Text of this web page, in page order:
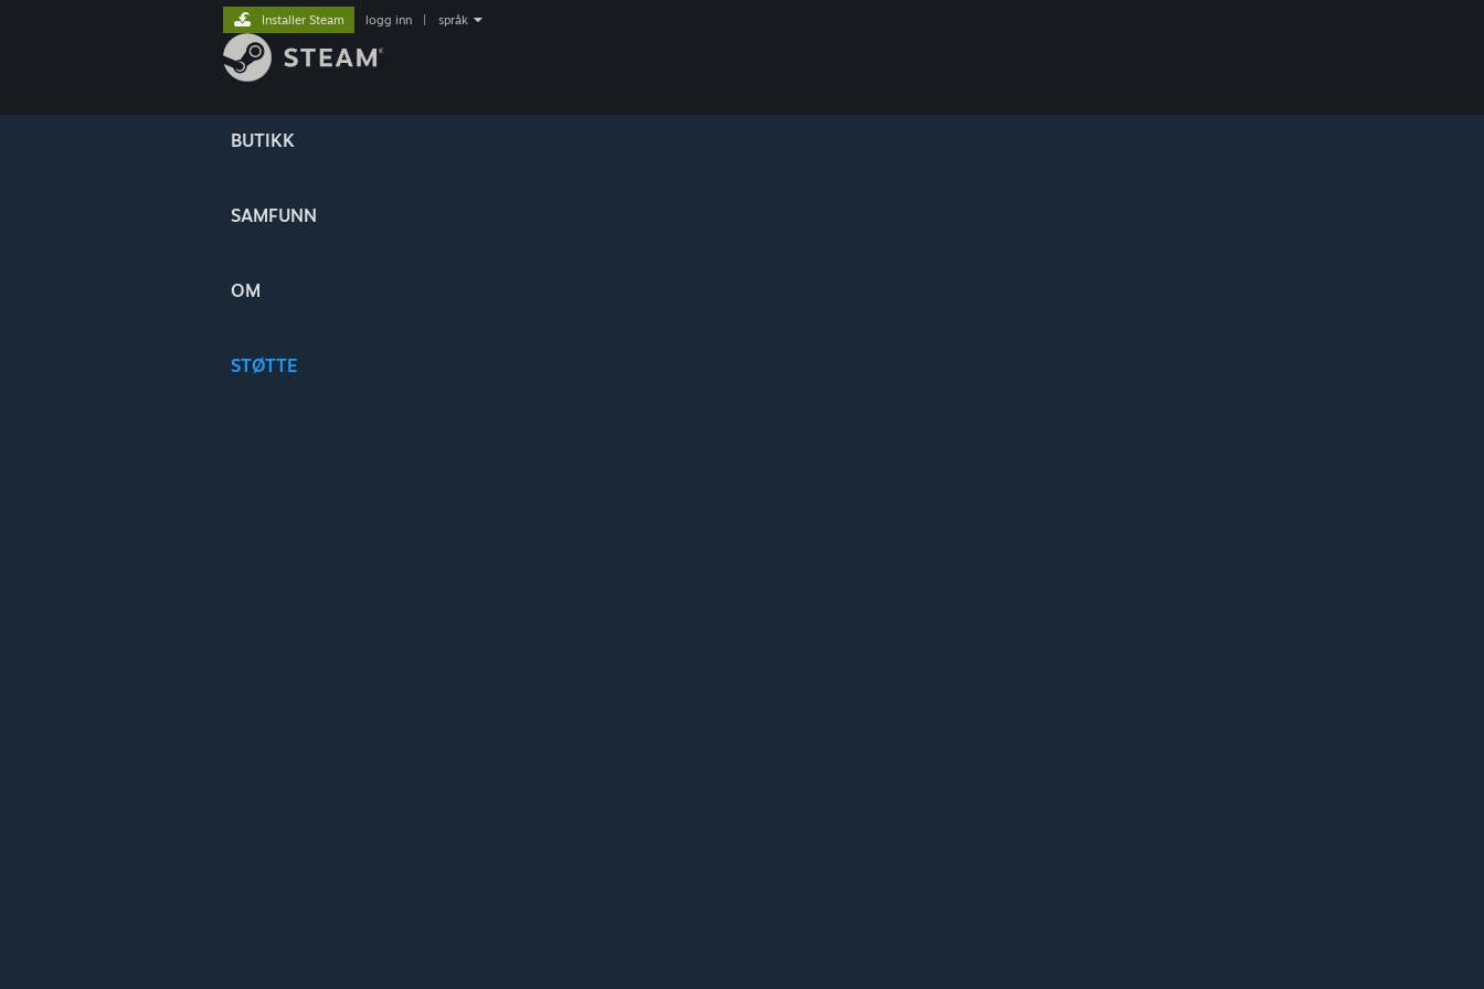
BUTIKK
SAMFUNN
OM
STØTTE
Installer Steam logg inn språk